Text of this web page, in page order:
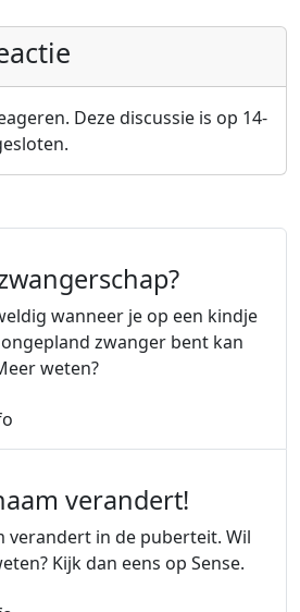
Deze discussie is op 14-
wanneer je op een kindje
zwanger bent kan
weten?
verandert!
verandert in de puberteit. Wil
Kijk dan eens op Sense.